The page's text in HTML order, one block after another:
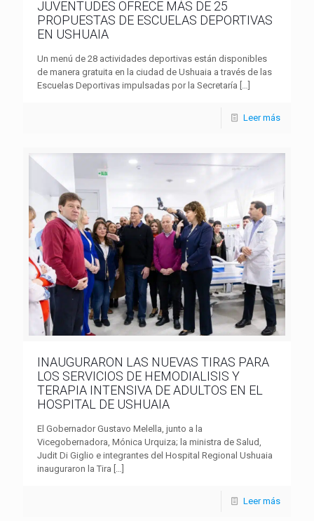
JUVENTUDES OFRECE MÁS DE 25
PROPUESTAS DE ESCUELAS DEPORTIVAS
EN USHUAIA
Un menú de 28 actividades deportivas están disponibles
de manera gratuita en la ciudad de Ushuaia a través de las
Escuelas Deportivas impulsadas por la Secretaría […]
Leer más
INAUGURARON LAS NUEVAS TIRAS PARA
LOS SERVICIOS DE HEMODIALISIS Y
TERAPIA INTENSIVA DE ADULTOS EN EL
HOSPITAL DE USHUAIA
El Gobernador Gustavo Melella, junto a la
Vicegobernadora, Mónica Urquiza; la ministra de Salud,
Judit Di Giglio e integrantes del Hospital Regional Ushuaia
inauguraron la Tira […]
Leer más